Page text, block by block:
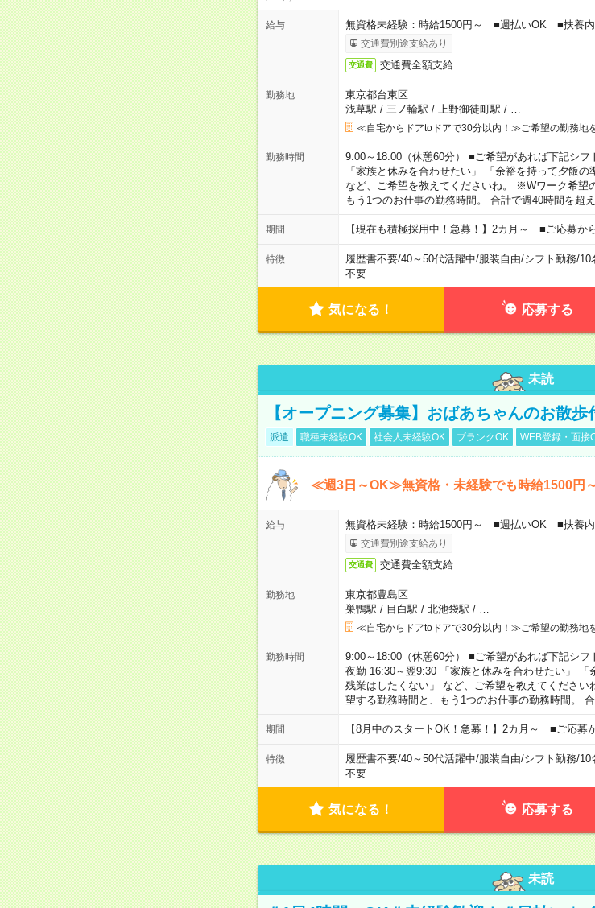
給与 無資格未経験：時給1500円～ ■週払いOK ■扶養
交通費別途支給あり
交通費 交通費全額支給
勤務地
東京都台東区
浅草駅 / 三ノ輪駅 / 上野御徒町駅 /
≪自宅からドアtoドアで30分以内！≫ご希望の勤務地を
勤務時間
9:00～18:00（休憩60分） ■ご希望があれば下記シ
「家族と休みを合わせたい」 「余裕を持って夕飯
など、ご希望を教えてくださいね。 ※Wワーク希望
もう1つのお仕事の勤務時間。 合計で週40時間を超
期間 【現在も積極採用中！急募！】2カ月～ ■ご応募か
特徴 履歴書不要/40～50代活躍中/服装自由/シフト勤務/10
不要
気になる！ 応募する
未読
【オープニング募集】おばあちゃんのお散
派遣 職種未経験OK 社会人未経験OK ブランクOK WEB登録・面接
≪週3日～OK≫無資格・未経験でも時給1500円
給与 無資格未経験：時給1500円～ ■週払いOK ■扶養
交通費別途支給あり
交通費 交通費全額支給
勤務地
東京都豊島区
巣鴨駅 / 目白駅 / 北池袋駅 /
≪自宅からドアtoドアで30分以内！≫ご希望の勤務地を
勤務時間
9:00～18:00（休憩60分） ■ご希望があれば下記シ
夜勤 16:30～翌9:30 「家族と休みを合わせたい」
残業はしたくない」 など、ご希望を教えてくださ
望する勤務時間と、もう1つのお仕事の勤務時間。
期間 【8月中のスタートOK！急募！】2カ月～ ■ご応募
特徴 履歴書不要/40～50代活躍中/服装自由/シフト勤務/10
不要
気になる！ 応募する
未読